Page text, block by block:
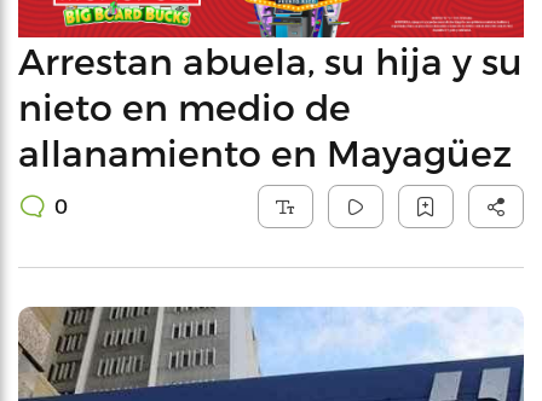
Arrestan abuela, su hija y su
nieto en medio de
allanamiento en Mayagüez
0